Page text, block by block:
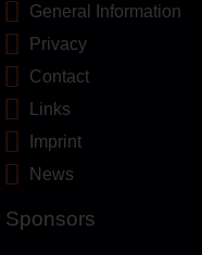
General Information
Privacy
Contact
Links
Imprint
News
Sponsors